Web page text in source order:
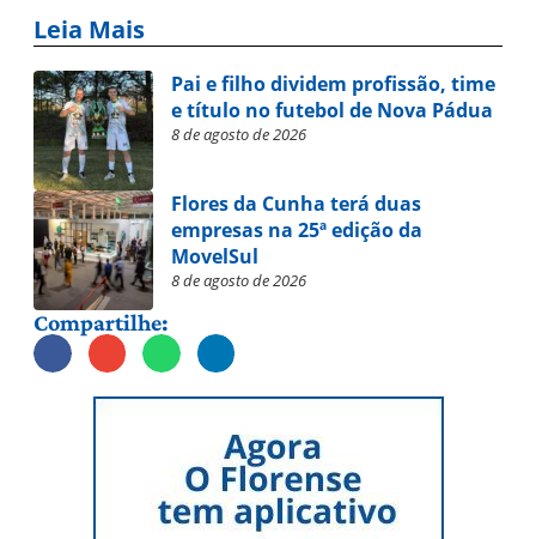
Leia Mais
Pai e filho dividem profissão, time
e título no futebol de Nova Pádua
8 de agosto de 2026
Flores da Cunha terá duas
empresas na 25ª edição da
MovelSul
8 de agosto de 2026
Compartilhe: